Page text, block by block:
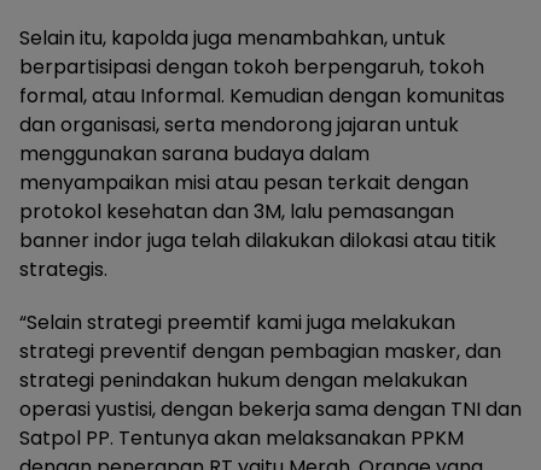
Selain itu, kapolda juga menambahkan, untuk
berpartisipasi dengan tokoh berpengaruh, tokoh
formal, atau Informal. Kemudian dengan komunitas
dan organisasi, serta mendorong jajaran untuk
menggunakan sarana budaya dalam
menyampaikan misi atau pesan terkait dengan
protokol kesehatan dan 3M, lalu pemasangan
banner indor juga telah dilakukan dilokasi atau titik
strategis.
“Selain strategi preemtif kami juga melakukan
strategi preventif dengan pembagian masker, dan
strategi penindakan hukum dengan melakukan
operasi yustisi, dengan bekerja sama dengan TNI dan
Satpol PP. Tentunya akan melaksanakan PPKM